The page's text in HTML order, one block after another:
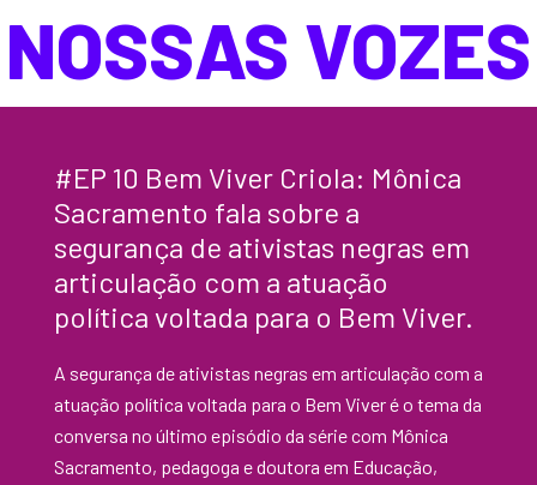
NOSSAS VOZES
#EP 10 Bem Viver Criola: Mônica
Sacramento fala sobre a
segurança de ativistas negras em
articulação com a atuação
política voltada para o Bem Viver.
A segurança de ativistas negras em articulação com a
atuação política voltada para o Bem Viver é o tema da
conversa no último episódio da série com Mônica
Sacramento, pedagoga e doutora em Educação,